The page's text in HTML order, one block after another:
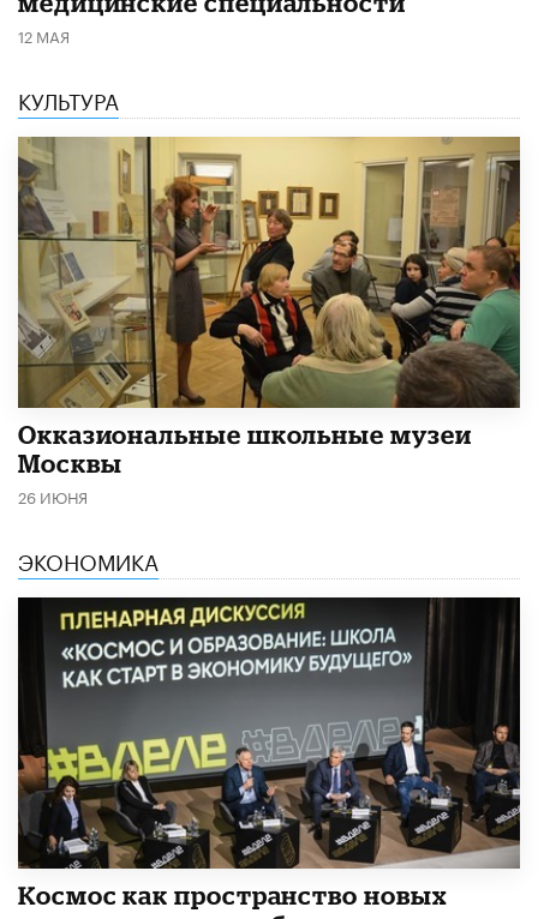
12 МАЯ
КУЛЬТУРА
​Окказиональные школьные музеи
Москвы
26 ИЮНЯ
ЭКОНОМИКА
Космос как пространство новых